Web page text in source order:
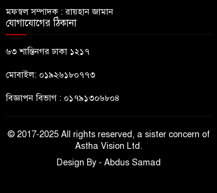
দিলেন বিএনপিতে
মফস্বল সম্পাদক : রায়হান জামান
যোগাযোগের ঠিকানা
৬৩ শান্তিনগর ঢাকা ১২১৭
মোবাইল: ০১৯২৬১৮০৭৭৩
বিজ্ঞাপন বিভাগ : ০১৭৯১৩০৬৮০৪
© 2017-2025 All rights reserved, a sister concern of
Astha Vision Ltd.
Design By - Abdus Samad